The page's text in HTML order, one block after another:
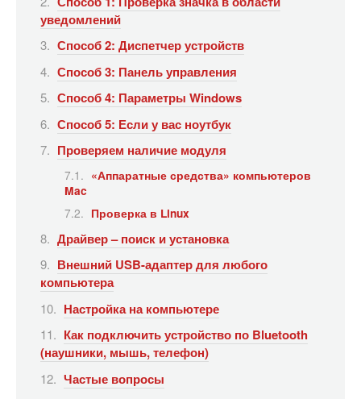
уведомлений
Способ 2: Диспетчер устройств
Способ 3: Панель управления
Способ 4: Параметры Windows
Способ 5: Если у вас ноутбук
Проверяем наличие модуля
«Аппаратные средства» компьютеров
Mac
Проверка в Linux
Драйвер – поиск и установка
Внешний USB-адаптер для любого
компьютера
Настройка на компьютере
Как подключить устройство по Bluetooth
(наушники, мышь, телефон)
Частые вопросы